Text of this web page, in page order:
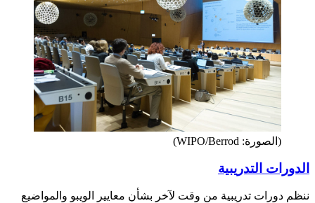
(الصورة: WIPO/Berrod)
الدورات التدريبية
ننظم دورات تدريبية من وقت لآخر بشأن معايير الويبو والمواضيع